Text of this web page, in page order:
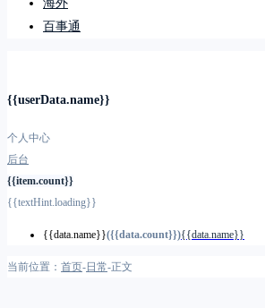
海外
百事通
{{userData.name}}
个人中心
后台
{{item.count}}
{{textHint.loading}}
{{data.name}}({{data.count}}){{data.name}}
当前位置： 首页-日常-正文